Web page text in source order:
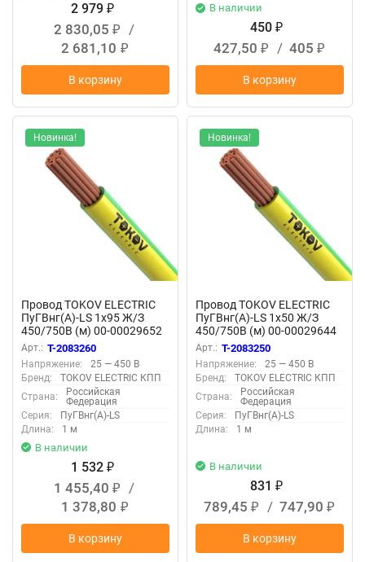
2 979 ₽
2 830,05 ₽
/
2 681,10 ₽
В корзину
В наличии
450 ₽
427,50 ₽ / 405 ₽
В корзину
Новинка!
Провод TOKOV ELECTRIC
ПуГВнг(А)-LS 1х95 Ж/З
450/750В (м) 00-00029652
Арт.: T-2083260
Напряжение:
25 — 450 В
Бренд:
TOKOV ELECTRIC КПП
Страна:
Российская
Федерация
Серия:
ПуГВнг(А)-LS
Длина:
1 м
В наличии
1 532 ₽
1 455,40 ₽
/
1 378,80 ₽
В корзину
Новинка!
Провод TOKOV ELECTRIC
ПуГВнг(А)-LS 1х50 Ж/З
450/750В (м) 00-00029644
Арт.: T-2083250
Напряжение:
25 — 450 В
Бренд:
TOKOV ELECTRIC КПП
Страна:
Российская
Федерация
Серия:
ПуГВнг(А)-LS
Длина:
1 м
В наличии
831 ₽
789,45 ₽ / 747,90 ₽
В корзину